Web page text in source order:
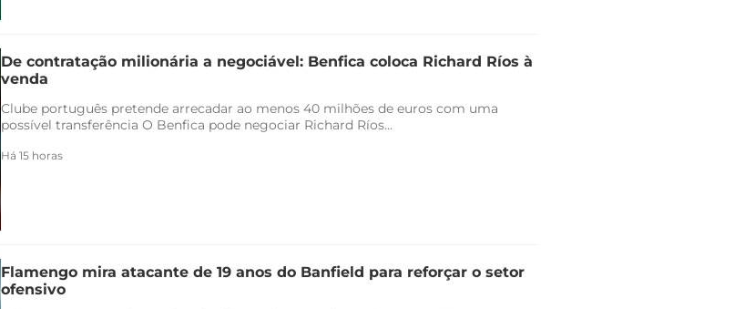
De contratação milionária a negociável: Benfica coloca Richard Ríos à
venda
Clube português pretende arrecadar ao menos 40 milhões de euros com uma
possível transferência O Benfica pode negociar Richard Ríos...
Há 15 horas
Flamengo mira atacante de 19 anos do Banfield para reforçar o setor
ofensivo